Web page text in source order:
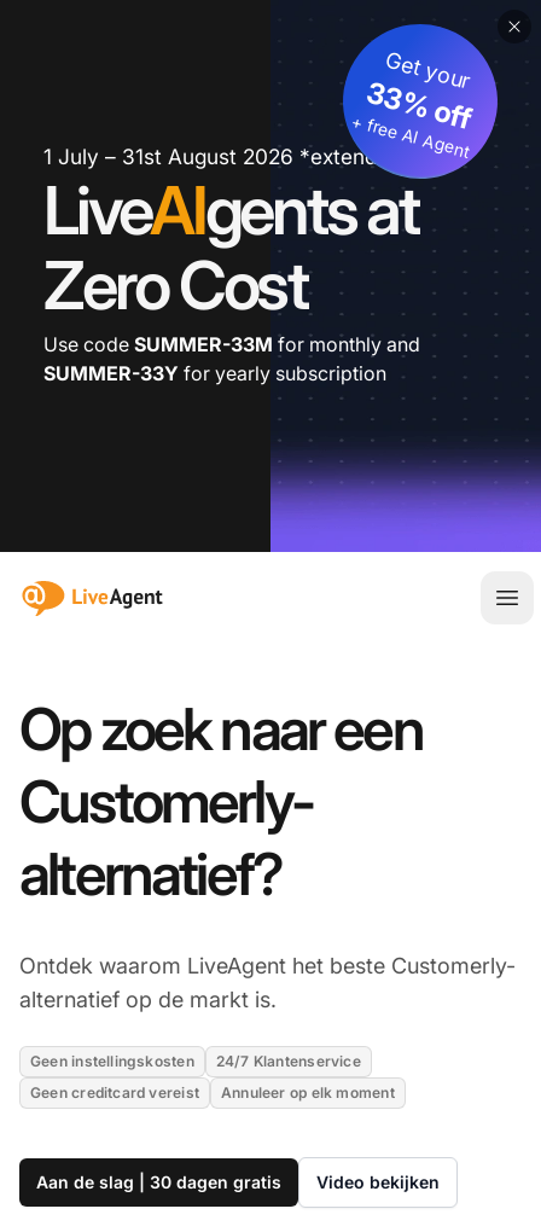
1 July – 31st August 2026 *extended
LiveAIgents at
Zero Cost
Get your
33% off
+ free AI Agent
Use code SUMMER-33M for monthly and
SUMMER-33Y for yearly subscription
:site.title
Op zoek naar een
Customerly-
alternatief?
Ontdek waarom LiveAgent het beste Customerly-
alternatief op de markt is.
Geen instellingskosten
24/7 Klantenservice
Geen creditcard vereist
Annuleer op elk moment
Aan de slag | 30 dagen gratis Video bekijken